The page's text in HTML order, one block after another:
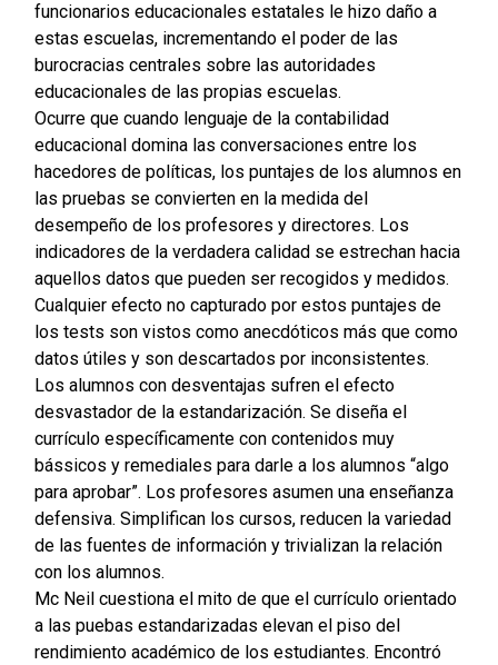
funcionarios educacionales estatales le hizo daño a
estas escuelas, incrementando el poder de las
burocracias centrales sobre las autoridades
educacionales de las propias escuelas.
Ocurre que cuando lenguaje de la contabilidad
educacional domina las conversaciones entre los
hacedores de políticas, los puntajes de los alumnos en
las pruebas se convierten en la medida del
desempeño de los profesores y directores. Los
indicadores de la verdadera calidad se estrechan hacia
aquellos datos que pueden ser recogidos y medidos.
Cualquier efecto no capturado por estos puntajes de
los tests son vistos como anecdóticos más que como
datos útiles y son descartados por inconsistentes.
Los alumnos con desventajas sufren el efecto
desvastador de la estandarización. Se diseña el
currículo específicamente con contenidos muy
bássicos y remediales para darle a los alumnos “algo
para aprobar”. Los profesores asumen una enseñanza
defensiva. Simplifican los cursos, reducen la variedad
de las fuentes de información y trivializan la relación
con los alumnos.
Mc Neil cuestiona el mito de que el currículo orientado
a las puebas estandarizadas elevan el piso del
rendimiento académico de los estudiantes. Encontró